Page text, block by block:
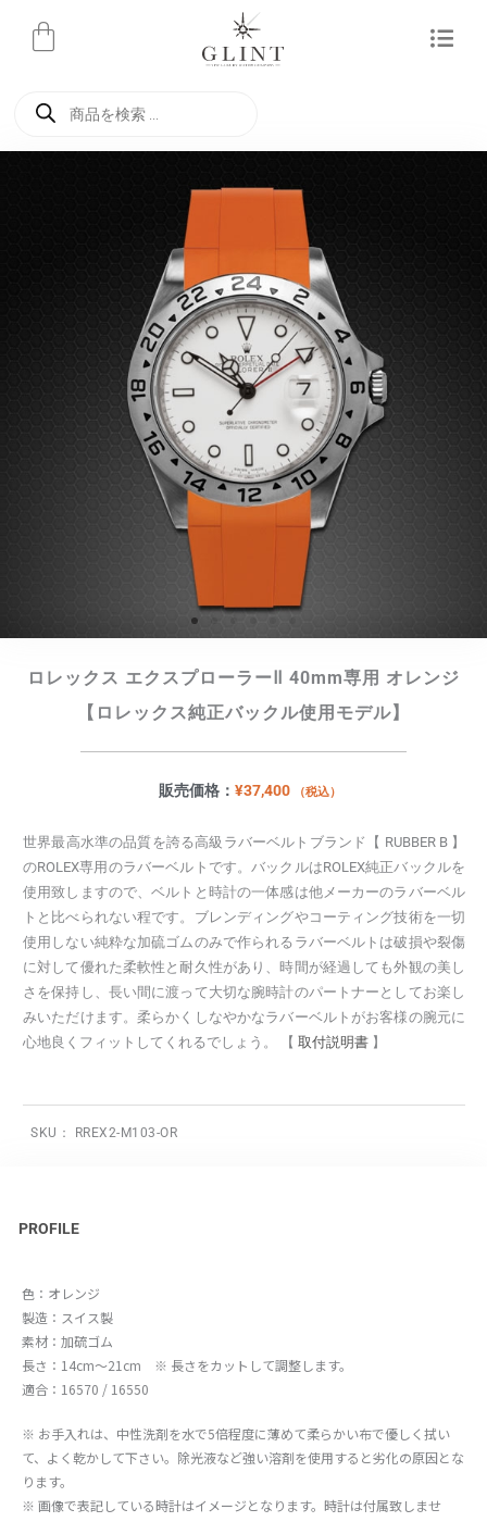
ッ
ロレックス エクスプローラーⅡ 40mm専用 オレンジ
【ロレックス純正バックル使用モデル】
販売価格： ¥37,400 （税込）
世界最高水準の品質を誇る高級ラバーベルトブランド【 RUBBER B 】
のROLEX専用のラバーベルトです。バックルはROLEX純正バックルを
使用致しますので、ベルトと時計の一体感は他メーカーのラバーベル
トと比べられない程です。ブレンディングやコーティング技術を一切
使用しない純粋な加硫ゴムのみで作られるラバーベルトは破損や裂傷
に対して優れた柔軟性と耐久性があり、時間が経過しても外観の美し
さを保持し、長い間に渡って大切な腕時計のパートナーとしてお楽し
みいただけます。柔らかくしなやかなラバーベルトがお客様の腕元に
心地良くフィットしてくれるでしょう。 【 取付説明書 】
SKU： RREX2-M103-OR
PROFILE
色：オレンジ
製造：スイス製
素材：加硫ゴム
長さ：14cm～21cm ※ 長さをカットして調整します。
適合：16570 / 16550
※ お手入れは、中性洗剤を水で5倍程度に薄めて柔らかい布で優しく拭い
て、よく乾かして下さい。除光液など強い溶剤を使用すると劣化の原因とな
ります。
※ 画像で表記している時計はイメージとなります。時計は付属致しませ